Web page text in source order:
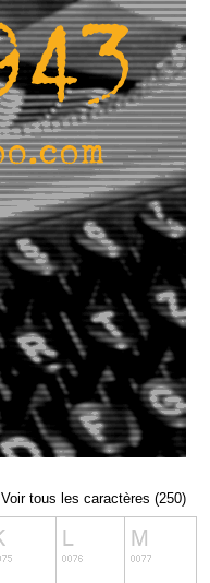
Voir tous les caractères (250)